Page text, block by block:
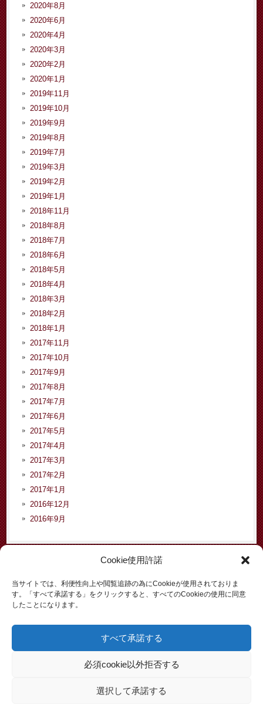
Cookie使用許諾
当サイトでは、利便性向上や閲覧追跡の為にCookieが使用されておりま
す。「すべて承諾する」をクリックすると、すべてのCookieの使用に同意
したことになります。
すべて承諾する
必須cookie以外拒否する
選択して承諾する
2020年8月
2020年6月
2020年4月
2020年3月
2020年2月
2020年1月
2019年11月
2019年10月
2019年9月
2019年8月
2019年7月
2019年3月
2019年2月
2019年1月
2018年11月
2018年8月
2018年7月
2018年6月
2018年5月
2018年4月
2018年3月
2018年2月
2018年1月
2017年11月
2017年10月
2017年9月
2017年8月
2017年7月
2017年6月
2017年5月
2017年4月
2017年3月
2017年2月
2017年1月
2016年12月
2016年9月
お知らせ